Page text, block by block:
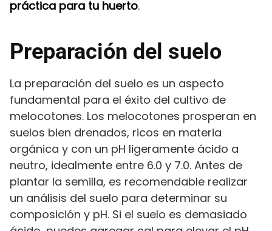
práctica para tu huerto.
Preparación del suelo
La preparación del suelo es un aspecto
fundamental para el éxito del cultivo de
melocotones. Los melocotones prosperan en
suelos bien drenados, ricos en materia
orgánica y con un pH ligeramente ácido a
neutro, idealmente entre 6.0 y 7.0. Antes de
plantar la semilla, es recomendable realizar
un análisis del suelo para determinar su
composición y pH. Si el suelo es demasiado